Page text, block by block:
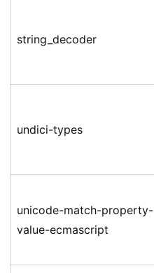
string_decoder
undici-types
unicode-match-property-
value-ecmascript